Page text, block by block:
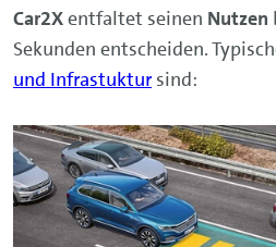
Car2Xentfaltet seinen Nutzen
Sekunden entscheiden.
und Infrastuktur sind: